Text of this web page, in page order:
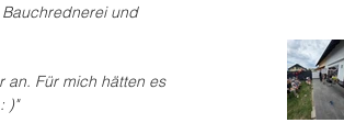
Bauchrednerei und
an. Für mich hätten es
)"